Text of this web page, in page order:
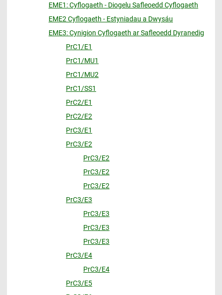
EME1: Cyflogaeth - Diogelu Safleoedd Cyflogaeth
EME2 Cyflogaeth - Estyniadau a Dwysáu
EME3: Cynigion Cyflogaeth ar Safleoedd Dyranedig
PrC1/E1
PrC1/MU1
PrC1/MU2
PrC1/SS1
PrC2/E1
PrC2/E2
PrC3/E1
PrC3/E2
PrC3/E2
PrC3/E2
PrC3/E2
PrC3/E3
PrC3/E3
PrC3/E3
PrC3/E3
PrC3/E4
PrC3/E4
PrC3/E5